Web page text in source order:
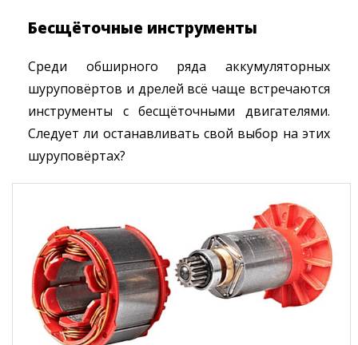
Бесщёточные инструменты
Среди обширного ряда аккумуляторных
шуруповёртов и дрелей всё чаще встречаются
инструменты с бесщёточными двигателями.
Следует ли останавливать свой выбор на этих
шуруповёртах?